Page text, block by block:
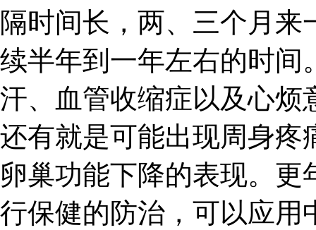
隔时间长，两、三个月
续半年到一年左右的时间
汗、血管收缩症以及心烦
还有就是可能出现周身疼
卵巢功能下降的表现。
行保健的防治，可以应用